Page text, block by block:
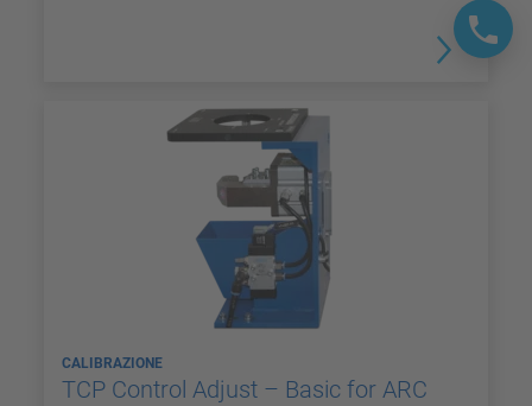
CALIBRAZIONE
TCP Control Adjust – Basic for ARC